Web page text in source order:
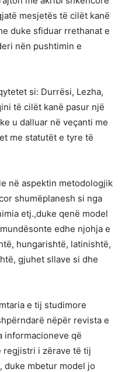
mesjetës të cilët kanë
duke sfiduar rrethanat e
nën pushtimin e
si: Durrësi, Lezha,
të cilët kanë pasur një
u dalluar në veçanti me
me statutët e tyre të
në aspektin metodologjik
shumëplanesh si nga
etj.,duke qenë model
edhe njohja e
hungarishtë, latinishtë,
gjuhet sllave si dhe
e tij studimore
nëpër revista e
informacioneve që
regjistri i zërave të tij
duke mbetur model jo